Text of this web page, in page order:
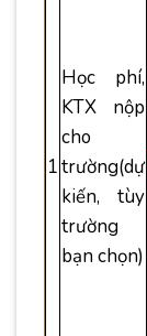
1
Học phí,
KTX nộp
cho
trường(dự
kiến, tùy
trường
bạn chọn)